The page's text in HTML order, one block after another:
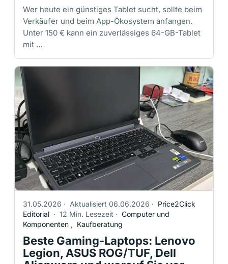
Wer heute ein günstiges Tablet sucht, sollte beim
Verkäufer und beim App-Ökosystem anfangen.
Unter 150 € kann ein zuverlässiges 64-GB-Tablet
mit …
31.05.2026 · Aktualisiert 06.06.2026 · Price2Click
Editorial · 12 Min. Lesezeit · Computer und
Komponenten , Kaufberatung
Beste Gaming-Laptops: Lenovo
Legion, ASUS ROG/TUF, Dell